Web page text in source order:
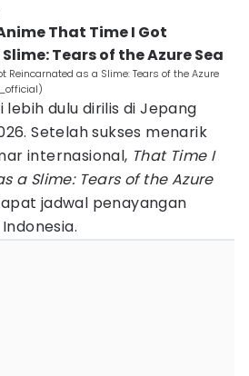
That Time I Got
Tears of the Azure Sea
Reincarnated as a Slime: Tears of the Azure
lebih dulu dirilis di Jepang
Setelah sukses menarik
internasional, That Time I
a Slime: Tears of the Azure
jadwal penayangan